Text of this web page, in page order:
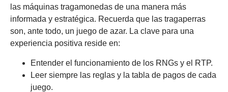
las máquinas tragamonedas de una manera más
informada y estratégica. Recuerda que las tragaperras
son, ante todo, un juego de azar. La clave para una
experiencia positiva reside en:
Entender el funcionamiento de los RNGs y el RTP.
Leer siempre las reglas y la tabla de pagos de cada
juego.